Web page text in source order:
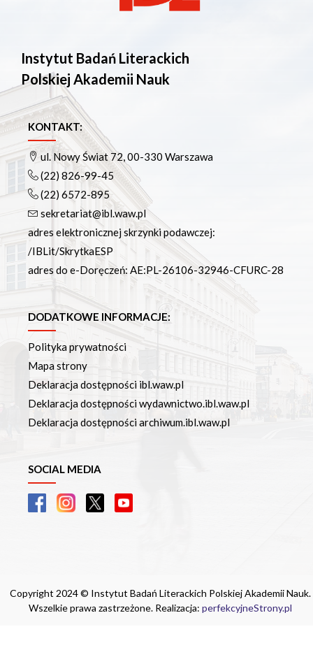
Instytut Badań Literackich
Polskiej Akademii Nauk
KONTAKT:
ul. Nowy Świat 72, 00-330 Warszawa
(22) 826-99-45
(22) 6572-895
sekretariat@ibl.waw.pl
adres elektronicznej skrzynki podawczej:
/IBLit/SkrytkaESP
adres do e-Doręczeń: AE:PL-26106-32946-CFURC-28
DODATKOWE INFORMACJE:
Polityka prywatności
Mapa strony
Deklaracja dostępności ibl.waw.pl
Deklaracja dostępności wydawnictwo.ibl.waw.pl
Deklaracja dostępności archiwum.ibl.waw.pl
SOCIAL MEDIA
Copyright 2024 © Instytut Badań Literackich Polskiej Akademii Nauk.
Wszelkie prawa zastrzeżone. Realizacja: perfekcyjneStrony.pl